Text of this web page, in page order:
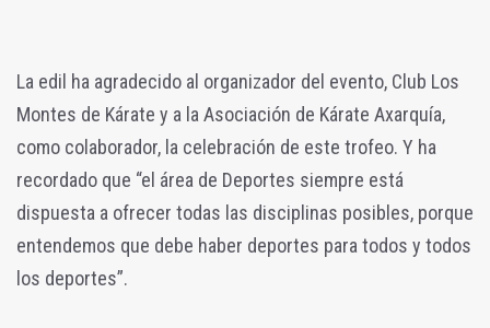
La edil ha agradecido al organizador del evento, Club Los
Montes de Kárate y a la Asociación de Kárate Axarquía,
como colaborador, la celebración de este trofeo. Y ha
recordado que “el área de Deportes siempre está
dispuesta a ofrecer todas las disciplinas posibles, porque
entendemos que debe haber deportes para todos y todos
los deportes”.